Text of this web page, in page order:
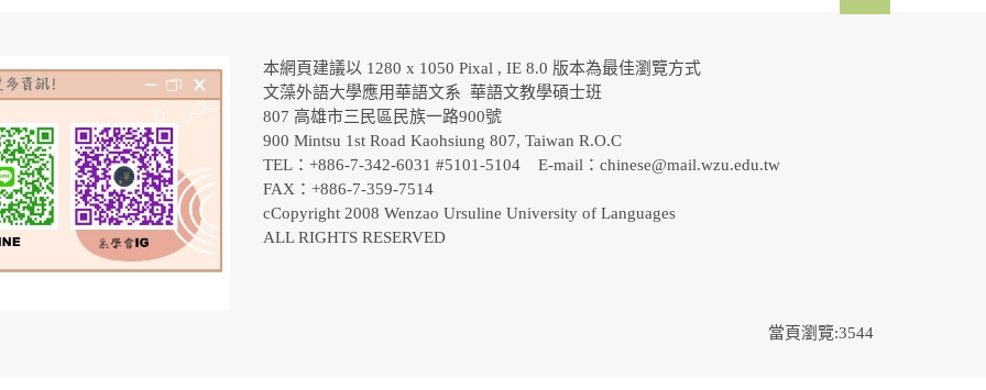
本網頁建議以 1280 x 1050 Pixal , IE 8.0 版本為最佳瀏覽方式
文藻外語大學應用華語文系 華語文教學碩士班
807 高雄市三民區民族一路900號
900 Mintsu 1st Road Kaohsiung 807, Taiwan R.O.C
TEL：+886-7-342-6031 #5101-5104 E-mail： chinese@mail.wzu.edu.tw
FAX：+886-7-359-7514
cCopyright 2008 Wenzao Ursuline University of Languages
ALL RIGHTS RESERVED
當頁瀏覽:3544